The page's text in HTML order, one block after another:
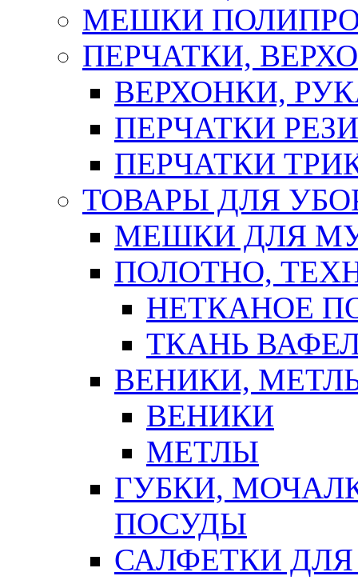
МЕШКИ
ПЕРЧАТКИ,
ВЕРХОНКИ,
ПЕРЧАТКИ
ПЕРЧАТКИ
ТОВАРЫ ДЛЯ
МЕШКИ ДЛЯ
ПОЛОТНО,
НЕТКАНОЕ
ТКАНЬ
ВЕНИКИ,
ВЕНИКИ
МЕТЛЫ
ГУБКИ,
ПОСУДЫ
САЛФЕТКИ